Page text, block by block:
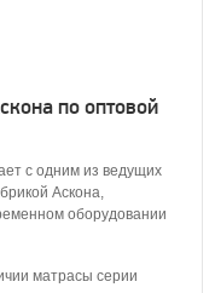
по оптовой
с одним из ведущих
Аскона,
оборудовании
матрасы серии